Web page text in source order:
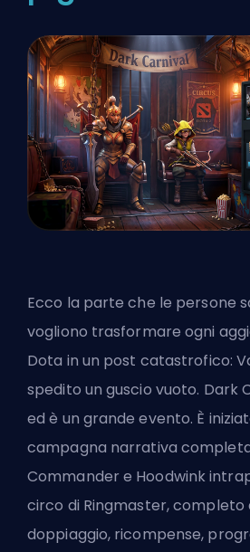
Ecco la parte che le persone
vogliono trasformare ogni
Dota in un post catastrofico:
spedito un guscio vuoto. Dark
ed è un grande evento. È
campagna narrativa
Commander e Hoodwink
circo di Ringmaster, completo
doppiaggio, ricompense,